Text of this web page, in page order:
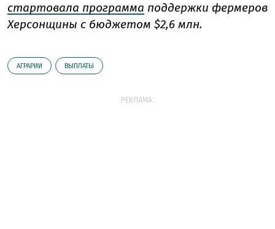
стартовала программа поддержки фермеров
Херсонщины с бюджетом $2,6 млн.
АГРАРИИ ВЫПЛАТЫ
РЕКЛАМА: